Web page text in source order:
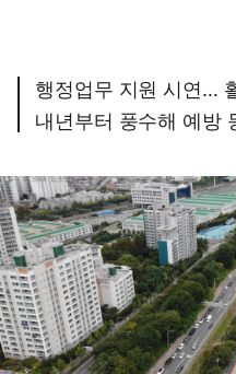
행정업무 지원 시연…
내년부터 풍수해 예방